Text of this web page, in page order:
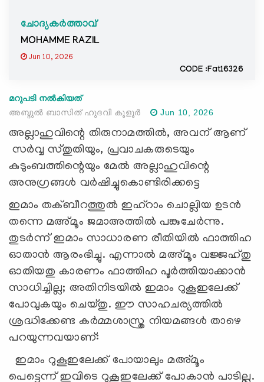
ചോദ്യകർത്താവ്
MOHAMME RAZIL
Jun 10, 2026
CODE :Fat16326
മറുപടി നൽകിയത്
അബ്ദുൽ ബാസിത് ഹുദവി കൂളൂർ
Jun 10, 2026
അല്ലാഹുവിന്റെ തിരുനാമത്തില്‍, അവന് ആണ്
സര്‍വ്വ സ്തുതിയും, പ്രവാചകരുടെയും
കുടുംബത്തിന്റെയും മേല്‍ അല്ലാഹുവിന്റെ
അനുഗ്രങ്ങള്‍ വര്‍ഷിച്ചുകൊണ്ടിരിക്കട്ടെ
ഇമാം തക്ബീറത്തുൽ ഇഹ്റാം ചൊല്ലിയ ഉടൻ
തന്നെ മഅ്മൂം ജമാഅത്തിൽ പങ്കുചേർന്നു.
തുടർന്ന് ഇമാം സാധാരണ രീതിയിൽ ഫാത്തിഹ
ഓതാൻ ആരംഭിച്ചു. എന്നാൽ മഅ്മൂം വജ്ജഹ്തു
ഓതിയതു കാരണം ഫാത്തിഹ പൂർത്തിയാക്കാൻ
സാധിച്ചില്ല; അതിനിടയിൽ ഇമാം റുകൂഇലേക്ക്
പോവുകയും ചെയ്തു. ഈ സാഹചര്യത്തിൽ
ശ്രദ്ധിക്കേണ്ട കർമ്മശാസ്ത്ര നിയമങ്ങൾ താഴെ
പറയുന്നവയാണ്:
ഇമാം റുകൂഇലേക്ക് പോയാലും മഅ്മൂം
പെട്ടെന്ന് ഇവിടെ റുകൂഇലേക്ക് പോകാൻ പാടില്ല.